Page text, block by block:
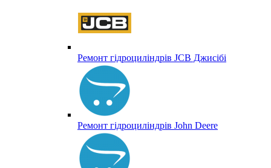
Ремонт гідроциліндрів JCB Джисібі
Ремонт гідроциліндрів John Deere